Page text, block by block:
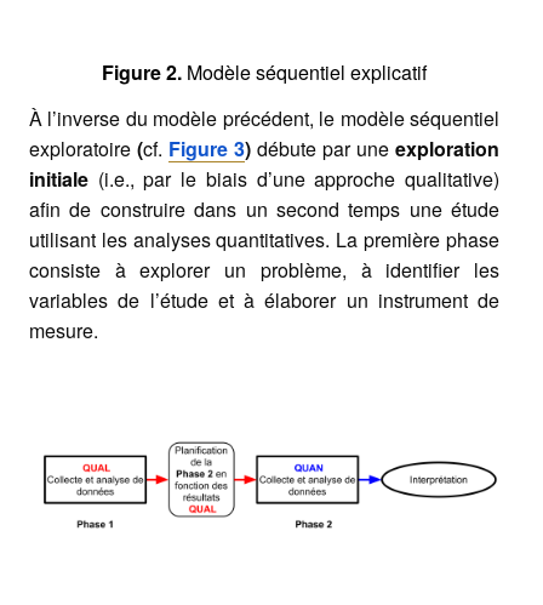
Figure 2. Modèle séquentiel explicatif
À l’inverse du modèle précédent, le modèle séquentiel
exploratoire (cf. Figure 3) débute par une exploration
initiale (i.e., par le biais d’une approche qualitative)
afin de construire dans un second temps une étude
utilisant les analyses quantitatives. La première phase
consiste à explorer un problème, à identifier les
variables de l’étude et à élaborer un instrument de
mesure.